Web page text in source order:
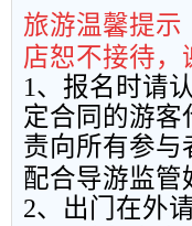
旅游温馨提示
店恕不接待，
1、报名时请
定合同的游
责向所有参与
配合导游监管
2、出门在外